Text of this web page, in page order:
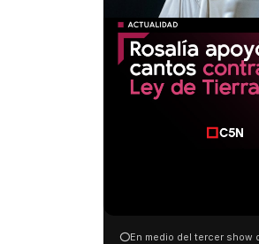
⭕En medio del tercer show de Rosalia en el